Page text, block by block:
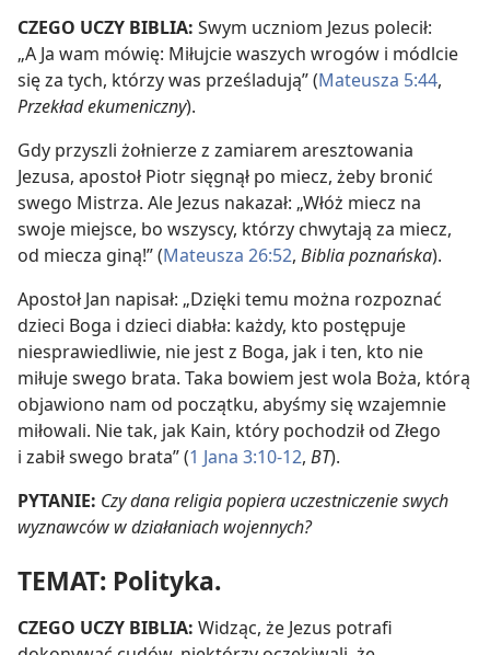
CZEGO UCZY BIBLIA: Swym uczniom Jezus polecił:
„A Ja wam mówię: Miłujcie waszych wrogów i módlcie
się za tych, którzy was prześladują” (Mateusza 5:44,
Przekład ekumeniczny).
Gdy przyszli żołnierze z zamiarem aresztowania
Jezusa, apostoł Piotr sięgnął po miecz, żeby bronić
swego Mistrza. Ale Jezus nakazał: „Włóż miecz na
swoje miejsce, bo wszyscy, którzy chwytają za miecz,
od miecza giną!” (Mateusza 26:52, Biblia poznańska).
Apostoł Jan napisał: „Dzięki temu można rozpoznać
dzieci Boga i dzieci diabła: każdy, kto postępuje
niesprawiedliwie, nie jest z Boga, jak i ten, kto nie
miłuje swego brata. Taka bowiem jest wola Boża, którą
objawiono nam od początku, abyśmy się wzajemnie
miłowali. Nie tak, jak Kain, który pochodził od Złego
i zabił swego brata” (1 Jana 3:10-12, BT).
PYTANIE: Czy dana religia popiera uczestniczenie swych
wyznawców w działaniach wojennych?
TEMAT: Polityka.
CZEGO UCZY BIBLIA: Widząc, że Jezus potrafi